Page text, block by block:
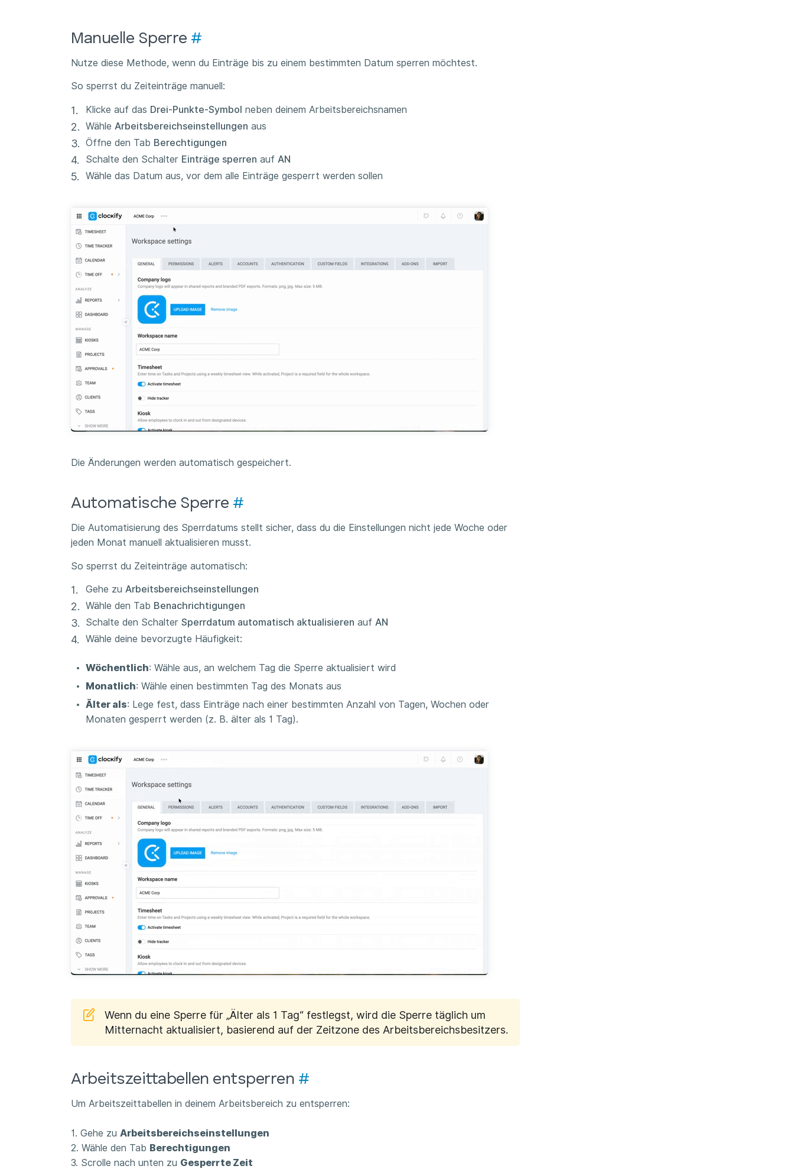
Manuelle Sperre #
Nutze diese Methode, wenn du Einträge bis zu einem bestimmten Datum sperren möchtest.
So sperrst du Zeiteinträge manuell:
Klicke auf das Drei-Punkte-Symbol neben deinem Arbeitsbereichsnamen
Wähle Arbeitsbereichseinstellungen aus
Öffne den Tab Berechtigungen
Schalte den Schalter Einträge sperren auf AN
Wähle das Datum aus, vor dem alle Einträge gesperrt werden sollen
Die Änderungen werden automatisch gespeichert.
Automatische Sperre #
Die Automatisierung des Sperrdatums stellt sicher, dass du die Einstellungen nicht jede Woche oder
jeden Monat manuell aktualisieren musst.
So sperrst du Zeiteinträge automatisch:
Gehe zu Arbeitsbereichseinstellungen
Wähle den Tab Benachrichtigungen
Schalte den Schalter Sperrdatum automatisch aktualisieren auf AN
Wähle deine bevorzugte Häufigkeit:
Wöchentlich: Wähle aus, an welchem Tag die Sperre aktualisiert wird
Monatlich: Wähle einen bestimmten Tag des Monats aus
Älter als: Lege fest, dass Einträge nach einer bestimmten Anzahl von Tagen, Wochen oder
Monaten gesperrt werden (z. B. älter als 1 Tag).
Wenn du eine Sperre für „Älter als 1 Tag“ festlegst, wird die Sperre täglich um
Mitternacht aktualisiert, basierend auf der Zeitzone des Arbeitsbereichsbesitzers.
Arbeitszeittabellen entsperren #
Um Arbeitszeittabellen in deinem Arbeitsbereich zu entsperren:
1. Gehe zu Arbeitsbereichseinstellungen
2. Wähle den Tab Berechtigungen
3. Scrolle nach unten zu Gesperrte Zeit